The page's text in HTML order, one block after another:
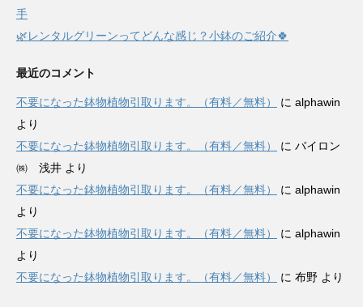
手
🌿レンタルグリーンってどんな感じ？小鉢のご紹介🍀
最近のコメント
不要になった鉢物植物引取ります。（有料／無料） に alphawin
より
不要になった鉢物植物引取ります。（有料／無料）
に バイロン
㈱ 浅井 より
不要になった鉢物植物引取ります。（有料／無料）
に alphawin
より
不要になった鉢物植物引取ります。（有料／無料）
に alphawin
より
不要になった鉢物植物引取ります。（有料／無料）
に 布野 より